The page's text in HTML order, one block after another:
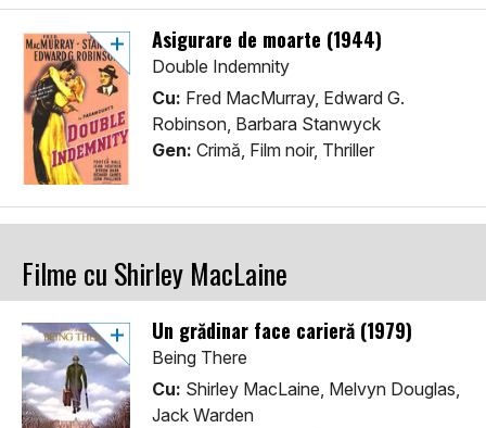
Asigurare de moarte (1944)
Double Indemnity
Cu: Fred MacMurray, Edward G.
Robinson, Barbara Stanwyck
Gen: Crimă, Film noir, Thriller
Filme cu Shirley MacLaine
Un grădinar face carieră (1979)
Being There
Cu: Shirley MacLaine, Melvyn Douglas,
Jack Warden